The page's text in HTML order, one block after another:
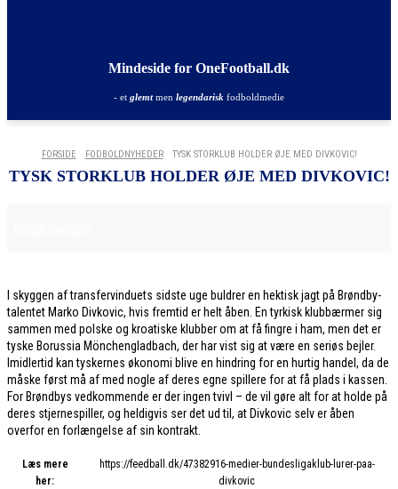
Mindeside for OneFootball.dk
- et glemtmen legendarisk fodboldmedie
FORSIDE FODBOLDNYHEDER TYSK STORKLUB HOLDER ØJE MED DIVKOVIC!
TYSK STORKLUB HOLDER ØJE MED DIVKOVIC!
I skyggen af transfervinduets sidste uge buldrer en hektisk jagt på Brøndby-
talentet Marko Divkovic, hvis fremtid er helt åben. En tyrkisk klubbærmer sig
sammen med polske og kroatiske klubber om at få fingre i ham, men det er
tyske Borussia Mönchengladbach, der har vist sig at være en seriøs bejler.
Imidlertid kan tyskernes økonomi blive en hindring for en hurtig handel, da de
måske først må af med nogle af deres egne spillere for at få plads i kassen.
For Brøndbys vedkommende er der ingen tvivl – de vil gøre alt for at holde på
deres stjernespiller, og heldigvis ser det ud til, at Divkovic selv er åben
overfor en forlængelse af sin kontrakt.
Læs mere
her:
https://feedball.dk/47382916-medier-bundesligaklub-lurer-paa-
divkovic